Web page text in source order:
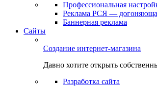
Профессиональная
Реклама РСЯ —
Баннерная реклама
Сайты
Создание интернет-магазина
Давно хотите открыть
Разработка сайта